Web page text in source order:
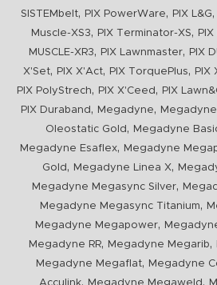
SISTEMbelt, PIX PowerWare, PIX L&G,
Muscle-XS3, PIX Terminator-XS,
MUSCLE-XR3, PIX Lawnmaster, PIX
X'Set, PIX X'Act, PIX TorquePlus, PIX
PIX PolyStrech, PIX X'Ceed , PIX
PIX Duraband , Megadyne,
Oleostatic Gold , Megadyne
Megadyne Esaflex, Megadyne
Gold , Megadyne Linea X,
Megadyne Megasync Silver,
Megadyne Megasync Titanium,
Megadyne Megapower,
Megadyne RR, Megadyne Megarib,
Megadyne Megaflat, Megadyne
, ,